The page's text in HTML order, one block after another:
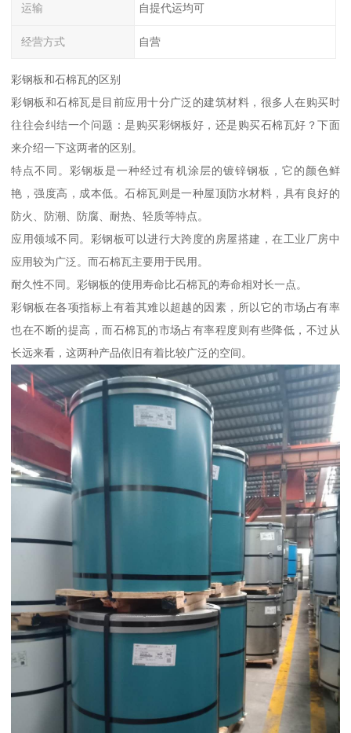
运输 自提代运均可
经营方式 自营
彩钢板和石棉瓦的区别
彩钢板和石棉瓦是目前应用十分广泛的建筑材料，很多人在购买时
往往会纠结一个问题：是购买彩钢板好，还是购买石棉瓦好？下面
来介绍一下这两者的区别。
特点不同。彩钢板是一种经过有机涂层的镀锌钢板，它的颜色鲜
艳，强度高，成本低。石棉瓦则是一种屋顶防水材料，具有良好的
防火、防潮、防腐、耐热、轻质等特点。
应用领域不同。彩钢板可以进行大跨度的房屋搭建，在工业厂房中
应用较为广泛。而石棉瓦主要用于民用。
耐久性不同。彩钢板的使用寿命比石棉瓦的寿命相对长一点。
彩钢板在各项指标上有着其难以超越的因素，所以它的市场占有率
也在不断的提高，而石棉瓦的市场占有率程度则有些降低，不过从
长远来看，这两种产品依旧有着比较广泛的空间。